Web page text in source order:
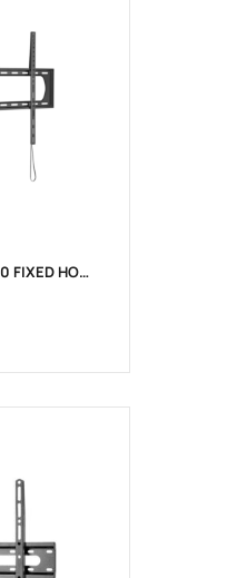
NOSAČ TV SHO 7220 FIXED HOLDER 60-120 STELL